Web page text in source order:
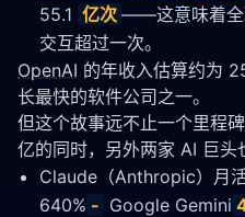
55.1 亿次 ——这意味着全
交互超过一次。
OpenAI 的年收入估算约为
长最快的软件公司之一。
但这个故事远不止一个里程
亿的同时，另外两家 AI 巨头
Claude（Anthropic）月
640% - Google Gemini